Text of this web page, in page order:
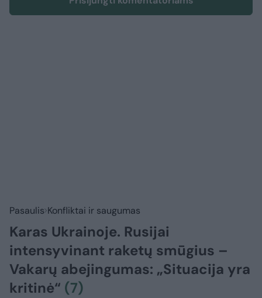
Pasaulis Konfliktai ir saugumas
Karas Ukrainoje. Rusijai
intensyvinant raketų smūgius –
Vakarų abejingumas: „Situacija yra
kritinė“ (7)